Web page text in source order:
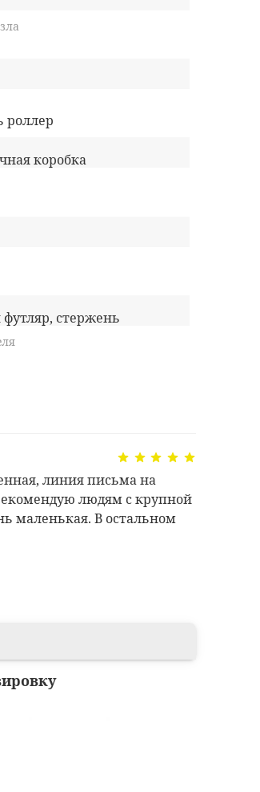
роллер
коробка
стержень
линия письма на
людям с крупной
маленькая. В остальном